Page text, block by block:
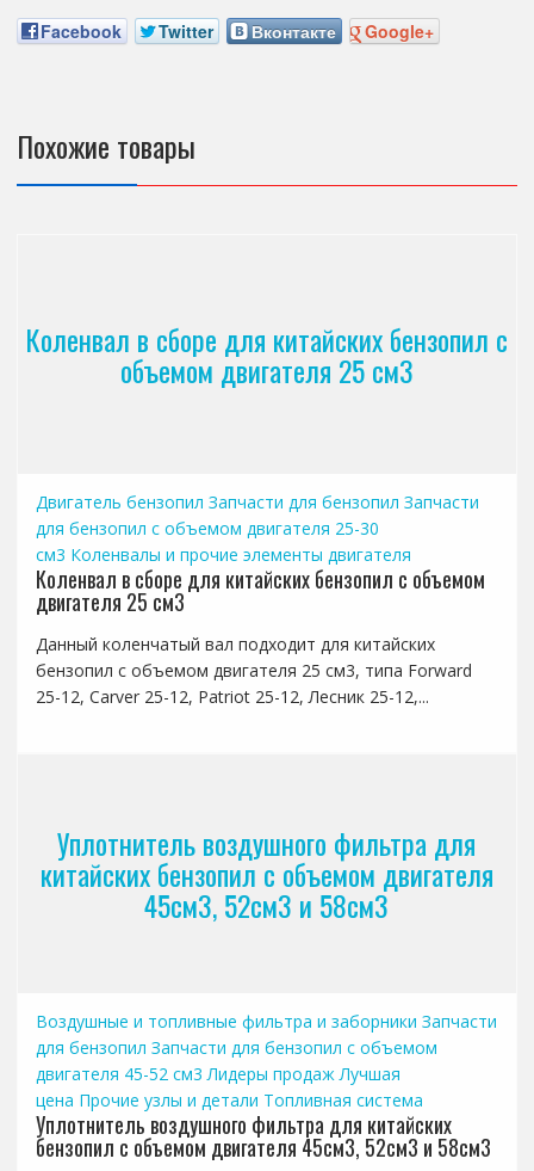
Facebook Twitter Вконтакте Google+
Похожие товары
Коленвал в сборе для китайских бензопил с
объемом двигателя 25 см3
Двигатель бензопил Запчасти для бензопил Запчасти
для бензопил с объемом двигателя 25-30
см3 Коленвалы и прочие элементы двигателя
Коленвал в сборе для китайских бензопил с объемом
двигателя 25 см3
Данный коленчатый вал подходит для китайских
бензопил с объемом двигателя 25 см3, типа Forward
25-12, Carver 25-12, Patriot 25-12, Лесник 25-12,...
Уплотнитель воздушного фильтра для
китайских бензопил с объемом двигателя
45см3, 52см3 и 58см3
Воздушные и топливные фильтра и заборники Запчасти
для бензопил Запчасти для бензопил с объемом
двигателя 45-52 см3 Лидеры продаж Лучшая
цена Прочие узлы и детали Топливная система
Уплотнитель воздушного фильтра для китайских
бензопил с объемом двигателя 45см3, 52см3 и 58см3